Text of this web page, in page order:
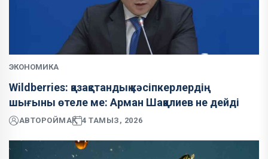
ЭКОНОМИКА
Wildberries: қазақстандық кәсіпкерлердің
шығыны өтеле ме: Арман Шаққалиев не дейді
АВТОРОЙМАҚ 4 ТАМЫЗ, 2026